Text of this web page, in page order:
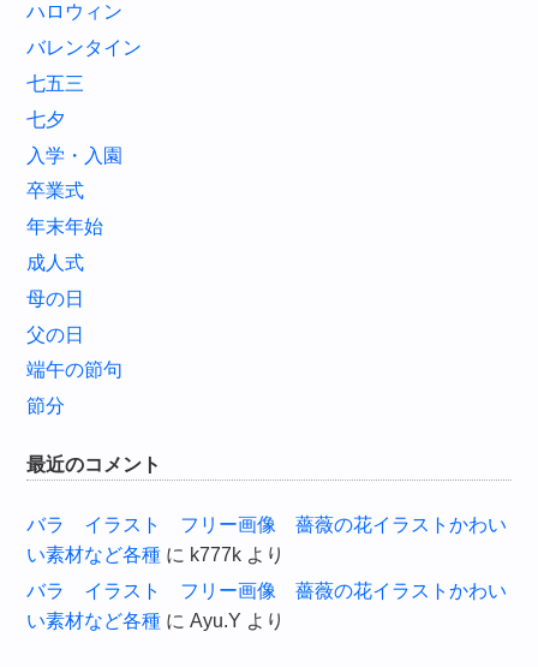
ハロウィン
バレンタイン
七五三
七夕
入学・入園
卒業式
年末年始
成人式
母の日
父の日
端午の節句
節分
最近のコメント
バラ イラスト フリー画像 薔薇の花イラストかわい
い素材など各種 に k777k より
バラ イラスト フリー画像 薔薇の花イラストかわい
い素材など各種 にAyu.Y より